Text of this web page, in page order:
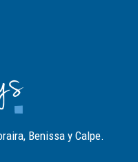
Benissa y Calpe.